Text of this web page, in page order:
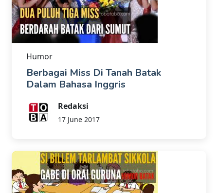
Humor
Berbagai Miss Di Tanah Batak
Dalam Bahasa Inggris
Redaksi
17 June 2017